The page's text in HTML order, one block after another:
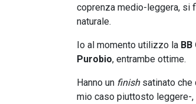
coprenza medio-leggera, si
naturale.
Io al momento utilizzo la
Purobio, entrambe ottime.
Hanno un finishsatinato che
mio caso piuttosto leggere-